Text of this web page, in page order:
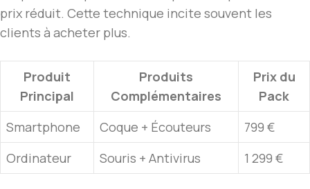
prix réduit. Cette technique incite souvent les
clients à acheter plus.
Produit
Principal
Produits
Complémentaires
Prix du
Pack
Smartphone
Coque + Écouteurs
799 €
Ordinateur
Souris + Antivirus 1 299 €